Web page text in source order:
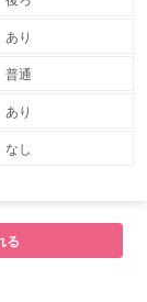
あり
普通
あり
なし
る